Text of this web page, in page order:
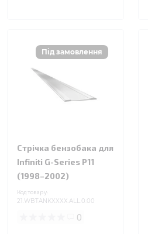
Стрічка бензобака для
Infiniti G-Series P11
(1998–2002)
Код товару:
21.WBTANKXXXX.ALL.0.00
0